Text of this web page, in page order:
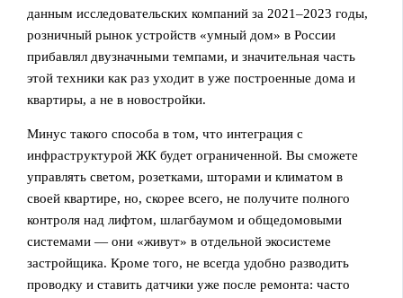
данным исследовательских компаний за 2021–2023 годы,
розничный рынок устройств «умный дом» в России
прибавлял двузначными темпами, и значительная часть
этой техники как раз уходит в уже построенные дома и
квартиры, а не в новостройки.
Минус такого способа в том, что интеграция с
инфраструктурой ЖК будет ограниченной. Вы сможете
управлять светом, розетками, шторами и климатом в
своей квартире, но, скорее всего, не получите полного
контроля над лифтом, шлагбаумом и общедомовыми
системами — они «живут» в отдельной экосистеме
застройщика. Кроме того, не всегда удобно разводить
проводку и ставить датчики уже после ремонта: часто